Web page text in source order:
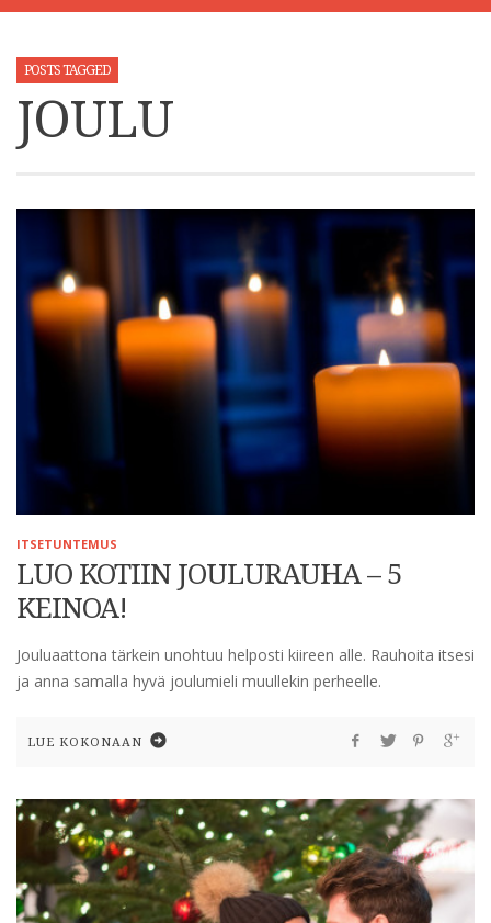
POSTS TAGGED
JOULU
ITSETUNTEMUS
LUO KOTIIN JOULURAUHA – 5
KEINOA!
Jouluaattona tärkein unohtuu helposti kiireen alle. Rauhoita itsesi
ja anna samalla hyvä joulumieli muullekin perheelle.
LUE KOKONAAN